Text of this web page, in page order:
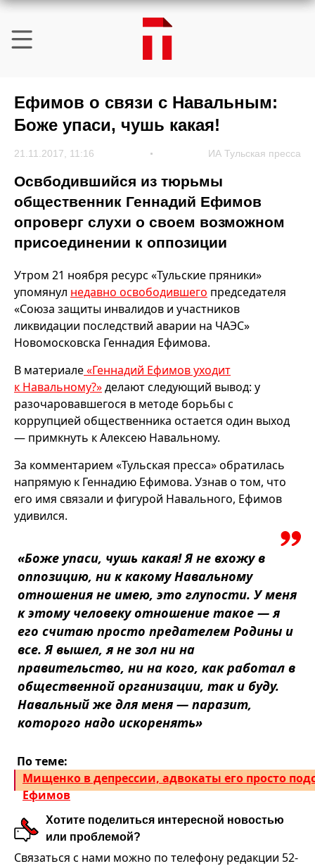
Ефимов о связи с Навальным:
Боже упаси, чушь какая!
21.11.2017, 11:16 ИА Тульская пресса
Освбодившийся из тюрьмы
общественник Геннадий Ефимов
опроверг слухи о своем возможном
присоединении к оппозиции
Утром 21 ноября ресурс «Тульские пряники»
упомянул недавно освободившего председателя
«Союза защиты инвалидов и участников
ликвидации последствий аварии на ЧАЭС»
Новомосковска Геннадия Ефимова.
В материале«Геннадий Ефимов уходит
к Навальному?»делают следующий вывод: у
разочаровавшегося в методе борьбы с
коррупцией общественника остается один выход
— примкнуть к Алексею Навальному.
За комментарием «Тульская пресса» обратилась
напрямую к Геннадию Ефимова. Узнав о том, что
его имя связали и фигурой Навального, Ефимов
удивился.
«Боже упаси, чушь какая! Я не вхожу в
оппозицию, ни к какому Навальному
отношения не имею, это глупости. У меня
к этому человеку отношение такое — я
его считаю просто предателем Родины и
все. Я вышел, я не зол ни на
правительство, ни на кого, как работал в
общественной организации, так и буду.
Навальный же для меня — паразит,
которого надо искоренять»
По теме:
Мищенко в депрессии, адвокаты его просто
Ефимов
Хотите поделиться интересной новостью
или проблемой?
Связаться с нами можно по телефону редакции 52-